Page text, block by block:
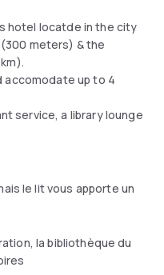
hotel locatde in the city
meters) & the
accomodate up to 4
service, a library lounge
le lit vous apporte un
la bibliothèque du